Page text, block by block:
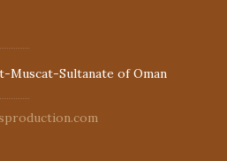
Muscat-Sultanate of Oman